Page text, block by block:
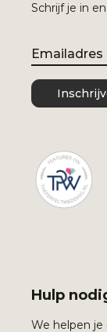
Schrijf je in
Email
Hulp
We helpen je